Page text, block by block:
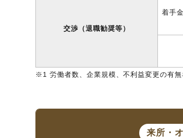
交渉（退職勧奨等）
着手金
※1 労働者数、企業規模、不利益変更の有無
来所・